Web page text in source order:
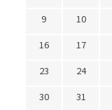
9
10
16
17
23
24
30
31